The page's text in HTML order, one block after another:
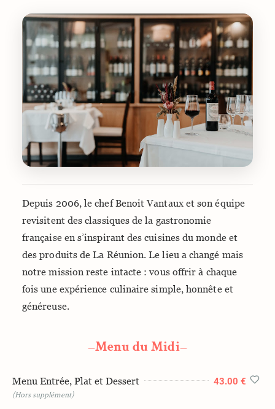
Depuis 2006, le chef Benoit Vantaux et son équipe
revisitent des classiques de la gastronomie
française en s’inspirant des cuisines du monde et
des produits de La Réunion. Le lieu a changé mais
notre mission reste intacte : vous offrir à chaque
fois une expérience culinaire simple, honnête et
généreuse.
—Menu du Midi—
Menu Entrée, Plat et Dessert
43.00 €
(Hors supplément)